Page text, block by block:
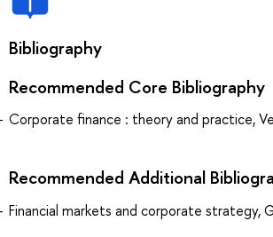
Bibliography
Recommended Core Bibliography
Corporate finance : theory and practice,
Recommended Additional
Financial markets and corporate strategy,